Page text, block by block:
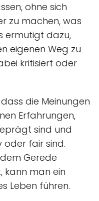
ohne sich
zu machen, was
ermutigt dazu,
eigenen Weg zu
kritisiert oder
die Meinungen
Erfahrungen,
sind und
oder fair sind.
Gerede
kann man ein
Leben führen.